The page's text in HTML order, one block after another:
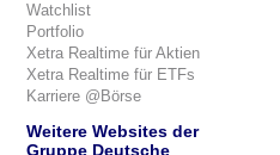
Watchlist
Portfolio
Xetra Realtime für Aktien
Xetra Realtime für ETFs
Karriere @Börse
Weitere Websites der
Gruppe Deutsche